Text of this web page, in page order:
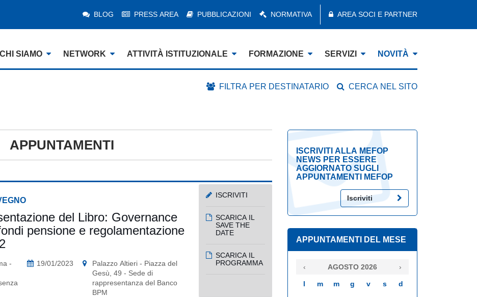
BLOG PRESS AREA PUBBLICAZIONI NORMATIVA AREA SOCI E PARTNER
CHI SIAMO NETWORK ATTIVITÀ ISTITUZIONALE FORMAZIONE SERVIZI NOVITÀ
FILTRA PER DESTINATARIO CERCA NEL SITO
APPUNTAMENTI
del Libro: Governance
pensione e regolamentazione
-
19/01/2023
Palazzo Altieri - Piazza del
Gesù, 49 - Sede di
rappresentanza del Banco
BPM
ISCRIVITI
SCARICA IL
SAVE THE
DATE
SCARICA IL
PROGRAMMA
ISCRIVITI ALLA MEFOP
NEWS PER ESSERE
AGGIORNATO SUGLI
APPUNTAMENTI MEFOP
Iscriviti
APPUNTAMENTI DEL MESE
‹ AGOSTO 2026 ›
l m m g v s d